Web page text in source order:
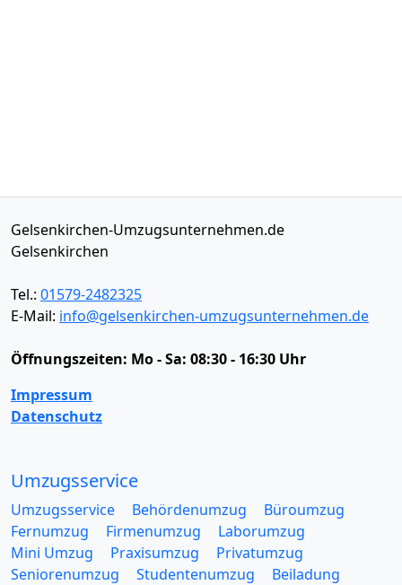
Gelsenkirchen-Umzugsunternehmen.de
Gelsenkirchen
Tel.: 01579-2482325
E-Mail: info@gelsenkirchen-umzugsunternehmen.de
Öffnungszeiten: Mo - Sa: 08:30 - 16:30 Uhr
Impressum
Datenschutz
Umzugsservice
Umzugsservice Behördenumzug
Büroumzug
Fernumzug
Firmenumzug
Laborumzug
Mini Umzug
Praxisumzug
Privatumzug
Seniorenumzug
Studentenumzug
Beiladung